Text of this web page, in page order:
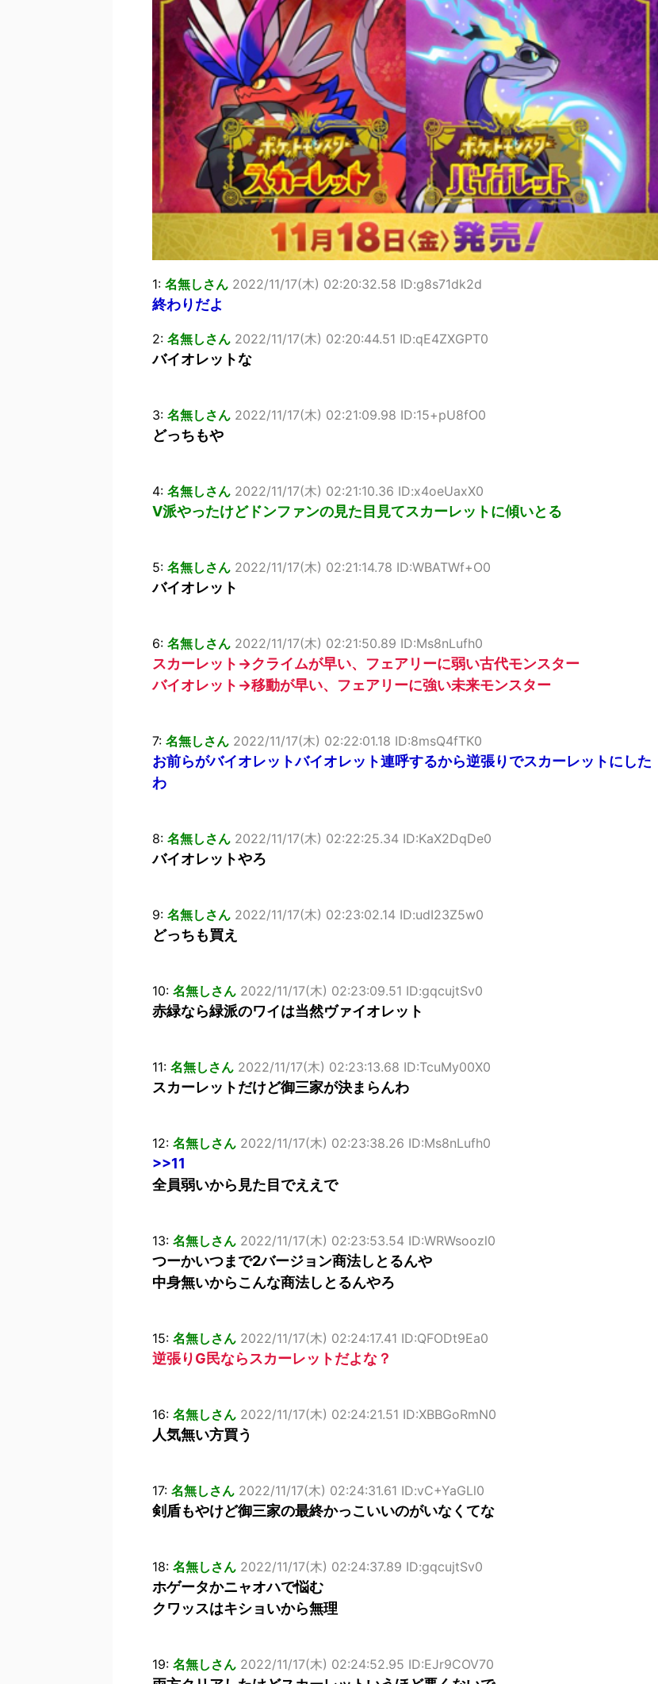
敵「ダンクーガは合体するまでが長過ぎてつまらない」←合体する前から面白いんだよなぁ
まとめチェッカーは閉鎖しました。RSSの解除をお願いします。
【信長の野望・新生】米問屋をどういう時にどこに建てるのかわからない
NHKにようこそ！を見終えたんだがｗｗｗ
Powered by livedoor 相互RSS
1: 名無しさん 2022/11/17(木) 02:20:32.58 ID:g8s71dk2d
終わりだよ
2: 名無しさん 2022/11/17(木) 02:20:44.51 ID:qE4ZXGPT0
バイオレットな
3: 名無しさん 2022/11/17(木) 02:21:09.98 ID:15+pU8fO0
どっちもや
4: 名無しさん 2022/11/17(木) 02:21:10.36 ID:x4oeUaxX0
V派やったけどドンファンの見た目見てスカーレットに傾いとる
5: 名無しさん 2022/11/17(木) 02:21:14.78 ID:WBATWf+O0
バイオレット
6: 名無しさん 2022/11/17(木) 02:21:50.89 ID:Ms8nLufh0
スカーレット→クライムが早い、フェアリーに弱い古代モンスター
バイオレット→移動が早い、フェアリーに強い未来モンスター
7: 名無しさん 2022/11/17(木) 02:22:01.18 ID:8msQ4fTK0
お前らがバイオレットバイオレット連呼するから逆張りでスカーレットにした
わ
8: 名無しさん 2022/11/17(木) 02:22:25.34 ID:KaX2DqDe0
バイオレットやろ
9: 名無しさん 2022/11/17(木) 02:23:02.14 ID:udI23Z5w0
どっちも買え
10: 名無しさん 2022/11/17(木) 02:23:09.51 ID:gqcujtSv0
赤緑なら緑派のワイは当然ヴァイオレット
11: 名無しさん 2022/11/17(木) 02:23:13.68 ID:TcuMy00X0
スカーレットだけど御三家が決まらんわ
12: 名無しさん 2022/11/17(木) 02:23:38.26 ID:Ms8nLufh0
>>11
全員弱いから見た目でええで
13: 名無しさん 2022/11/17(木) 02:23:53.54 ID:WRWsoozl0
つーかいつまで2バージョン商法しとるんや
中身無いからこんな商法しとるんやろ
15: 名無しさん 2022/11/17(木) 02:24:17.41 ID:QFODt9Ea0
逆張りG民ならスカーレットだよな？
16: 名無しさん 2022/11/17(木) 02:24:21.51 ID:XBBGoRmN0
人気無い方買う
17: 名無しさん 2022/11/17(木) 02:24:31.61 ID:vC+YaGLl0
剣盾もやけど御三家の最終かっこいいのがいなくてな
18: 名無しさん 2022/11/17(木) 02:24:37.89 ID:gqcujtSv0
ホゲータかニャオハで悩む
クワッスはキショいから無理
19: 名無しさん 2022/11/17(木) 02:24:52.95 ID:EJr9COV70